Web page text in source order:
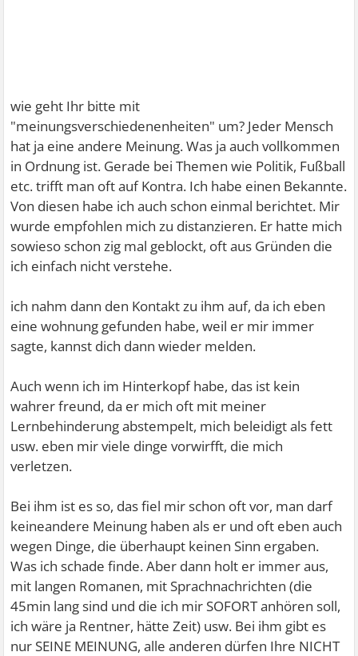
wie geht Ihr bitte mit
"meinungsverschiedenenheiten" um? Jeder Mensch
hat ja eine andere Meinung. Was ja auch vollkommen
in Ordnung ist. Gerade bei Themen wie Politik, Fußball
etc. trifft man oft auf Kontra. Ich habe einen Bekannte.
Von diesen habe ich auch schon einmal berichtet. Mir
wurde empfohlen mich zu distanzieren. Er hatte mich
sowieso schon zig mal geblockt, oft aus Gründen die
ich einfach nicht verstehe.
ich nahm dann den Kontakt zu ihm auf, da ich eben
eine wohnung gefunden habe, weil er mir immer
sagte, kannst dich dann wieder melden.
Auch wenn ich im Hinterkopf habe, das ist kein
wahrer freund, da er mich oft mit meiner
Lernbehinderung abstempelt, mich beleidigt als fett
usw. eben mir viele dinge vorwirfft, die mich
verletzen.
Bei ihm ist es so, das fiel mir schon oft vor, man darf
keineandere Meinung haben als er und oft eben auch
wegen Dinge, die überhaupt keinen Sinn ergaben.
Was ich schade finde. Aber dann holt er immer aus,
mit langen Romanen, mit Sprachnachrichten (die
45min lang sind und die ich mir SOFORT anhören soll,
ich wäre ja Rentner, hätte Zeit) usw. Bei ihm gibt es
nur SEINE MEINUNG, alle anderen dürfen Ihre NICHT